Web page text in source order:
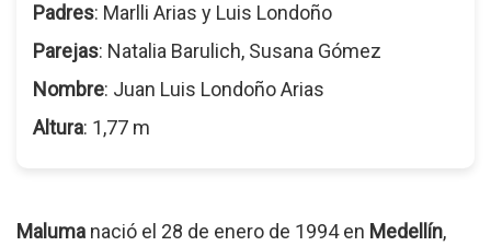
Padres: Marlli Arias y Luis Londoño
Parejas: Natalia Barulich, Susana Gómez
Nombre: Juan Luis Londoño Arias
Altura: 1,77 m
Maluma nació el 28 de enero de 1994 en Medellín,